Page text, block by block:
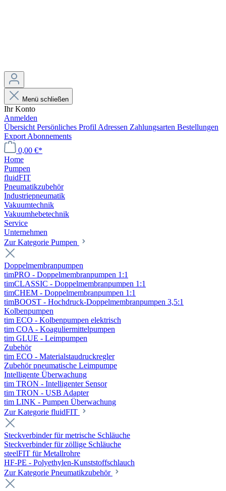
Menü schließen
Ihr Konto
Anmelden
Übersicht Persönliches Profil Adressen Zahlungsarten Bestellungen
Export Abonnements
0,00 €*
Home
Pumpen
fluidFIT
Pneumatikzubehör
Industriepneumatik
Vakuumtechnik
Vakuumhebetechnik
Service
Unternehmen
Zur Kategorie Pumpen
Doppelmembranpumpen
timPRO - Doppelmembranpumpen 1:1
timCLASSIC - Doppelmembranpumpen 1:1
timCHEM - Doppelmembranpumpen 1:1
timBOOST - Hochdruck-Doppelmembranpumpen 3,5:1
Kolbenpumpen
tim ECO - Kolbenpumpen elektrisch
tim COA - Koaguliermittelpumpen
tim GLUE - Leimpumpen
Zubehör
tim ECO - Materialstaudruckregler
Zubehör pneumatische Leimpumpe
Intelligente Überwachung
tim TRON - Intelligenter Sensor
tim TRON - USB Adapter
tim LINK - Pumpen Überwachung
Zur Kategorie fluidFIT
Steckverbinder für metrische Schläuche
Steckverbinder für zöllige Schläuche
steelFIT für Metallrohre
HF-PE - Polyethylen-Kunststoffschlauch
Zur Kategorie Pneumatikzubehör